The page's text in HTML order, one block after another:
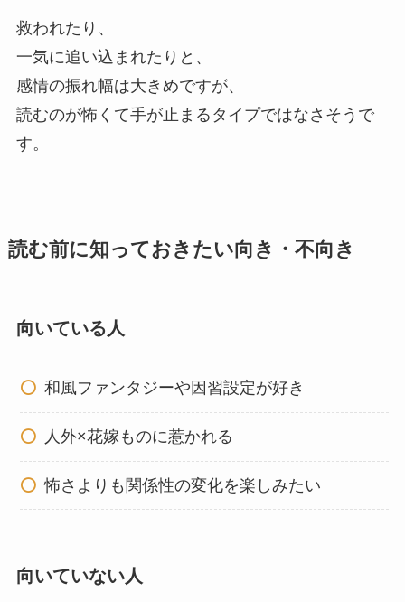
救われたり、
一気に追い込まれたりと、
感情の振れ幅は大きめですが、
読むのが怖くて手が止まるタイプではなさそうで
す。
読む前に知っておきたい向き・不向き
向いている人
和風ファンタジーや因習設定が好き
人外×花嫁ものに惹かれる
怖さよりも関係性の変化を楽しみたい
向いていない人